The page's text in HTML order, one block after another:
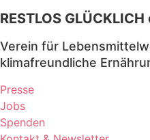
RESTLOS GLÜCKLICH
Verein für
klimafreundliche
Presse
Jobs
Spenden